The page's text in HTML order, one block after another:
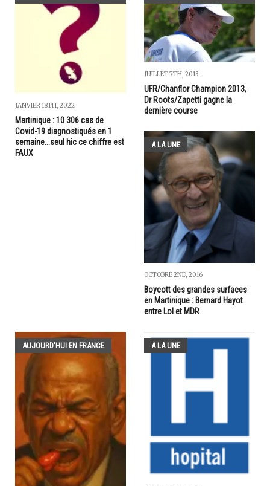
JANVIER 18TH, 2022
Martinique : 10 306 cas de
Covid-19 diagnostiqués en 1
semaine...seul hic ce chiffre est
FAUX
JUILLET 7TH, 2013
UFR/Chanflor Champion 2013,
Dr Roots/Zapetti gagne la
dernière course
A LA UNE
OCTOBRE 2ND, 2016
Boycott des grandes surfaces
en Martinique : Bernard Hayot
entre Lol et MDR
AUJOURD'HUI EN FRANCE A LA UNE